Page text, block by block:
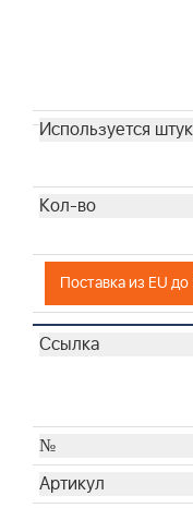
Поставка из EU